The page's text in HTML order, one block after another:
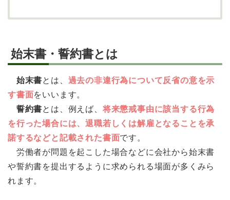
始末書・誓約書とは
始末書とは、 過去の非違行為について反省の意を示
す書面をいいます。
誓約書とは、例えば、 将来懲戒事由に該当する行為
を行った場合には、退職若しくは解雇となることを承
諾するなどと記載された書面です。
労働者が問題を起こした場合などに会社から始末書
や誓約書を提出するように求められる場面が多くみら
れます。